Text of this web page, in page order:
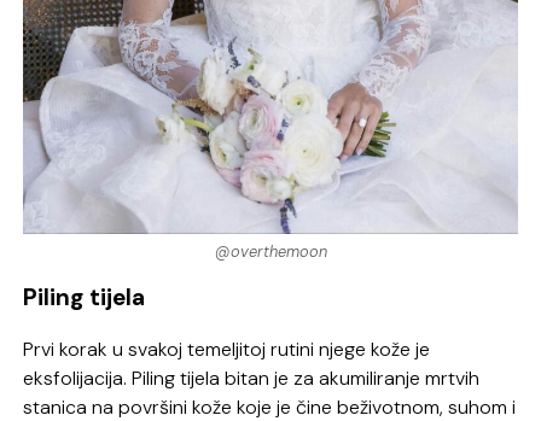
@overthemoon
Piling tijela
Prvi korak u svakoj temeljitoj rutini njege kože je
eksfolijacija. Piling tijela bitan je za akumiliranje mrtvih
stanica na površini kože koje je čine beživotnom, suhom i